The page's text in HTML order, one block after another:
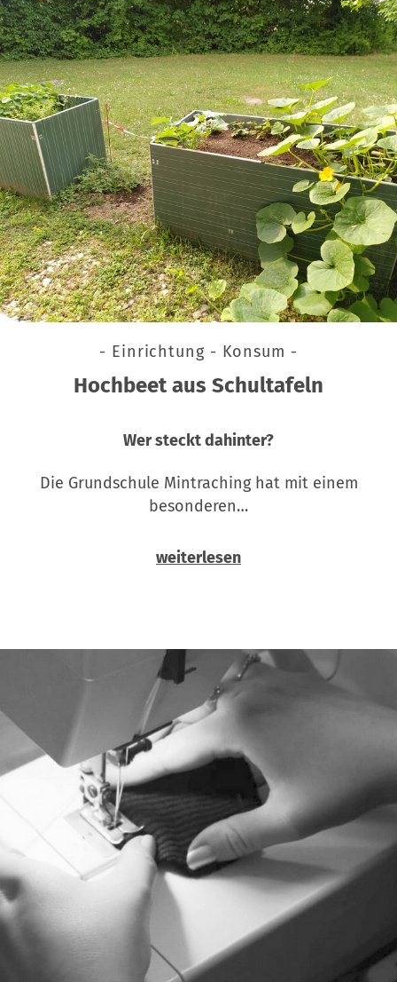
- Einrichtung - Konsum -
Hochbeet aus Schultafeln
Wer steckt dahinter?
Die Grundschule Mintraching hat mit einem
besonderen…
weiterlesen